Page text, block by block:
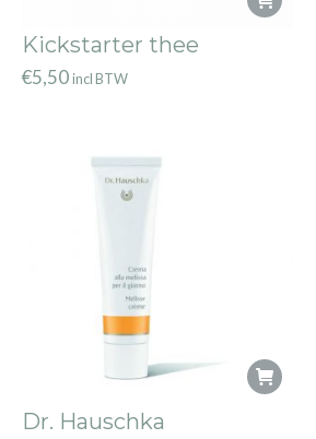
Kickstarter thee
€5,50 incl BTW
Dr. Hauschka